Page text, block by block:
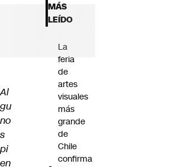
Al
gu
no
s
pi
en
MÁS
LEÍDO
La
feria
de
artes
visuales
más
grande
de
Chile
confirma